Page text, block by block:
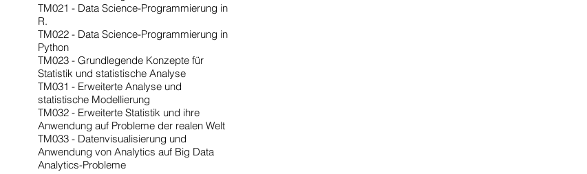
TM021 - Data Science-Programmierung in
R.
TM022 - Data Science-Programmierung in
Python
TM023 - Grundlegende Konzepte für
Statistik und statistische Analyse
TM031 - Erweiterte Analyse und
statistische Modellierung
TM032 - Erweiterte Statistik und ihre
Anwendung auf Probleme der realen Welt
TM033 - Datenvisualisierung und
Anwendung von Analytics auf Big Data
Analytics-Probleme